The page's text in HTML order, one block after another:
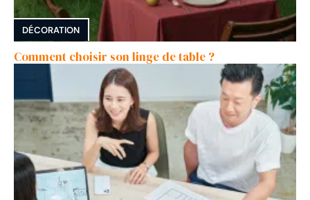
DÉCORATION
Comment choisir son linge de table ?